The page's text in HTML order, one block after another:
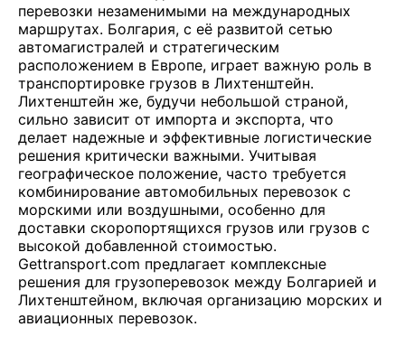
перевозки незаменимыми на международных
маршрутах. Болгария, с её развитой сетью
автомагистралей и стратегическим
расположением в Европе, играет важную роль в
транспортировке грузов в Лихтенштейн.
Лихтенштейн же, будучи небольшой страной,
сильно зависит от импорта и экспорта, что
делает надежные и эффективные логистические
решения критически важными. Учитывая
географическое положение, часто требуется
комбинирование автомобильных перевозок с
морскими или воздушными, особенно для
доставки скоропортящихся грузов или грузов с
высокой добавленной стоимостью.
Gettransport.com предлагает комплексные
решения для грузоперевозок между Болгарией и
Лихтенштейном, включая организацию морских и
авиационных перевозок.